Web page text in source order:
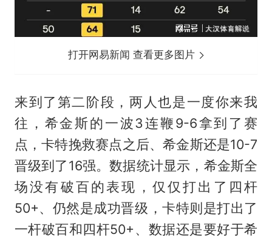
打开网易新闻 查看更多图片
来到了第二阶段，两人也是一度你来我
往，希金斯的一波3连鞭9-6拿到了赛
点，卡特挽救赛点之后、希金斯还是10-7
晋级到了16强。数据统计显示，希金斯全
场没有破百的表现，仅仅打出了四杆
50+、仍然是成功晋级，卡特则是打出了
一杆破百和四杆50+、数据还是要好于希